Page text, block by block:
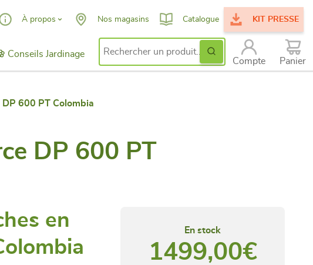
À propos
connaissance
Accès pro
Nos magasins Catalogue KIT PRESSE
Conseils Jardinage Search for:
Compte
Panier
600 PT Colombia
DP 600 PT
1499,00€
En stock
en